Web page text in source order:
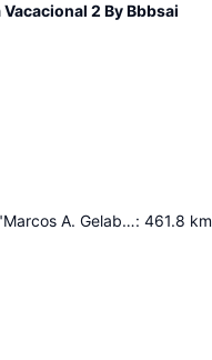
2 By Bbbsai
Aeropuerto Internacional de Albrook "Marcos A. Gelabert": 461.8 km